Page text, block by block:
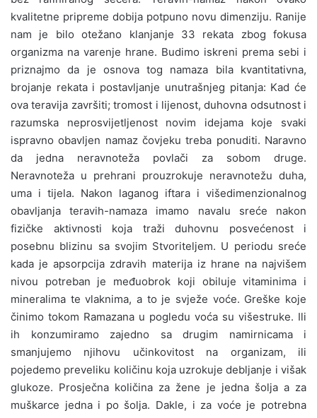
kvalitetne pripreme dobija potpuno novu dimenziju. Ranije
nam je bilo otežano klanjanje 33 rekata zbog fokusa
organizma na varenje hrane. Budimo iskreni prema sebi i
priznajmo da je osnova tog namaza bila kvantitativna,
brojanje rekata i postavljanje unutrašnjeg pitanja: Kad će
ova teravija završiti; tromost i lijenost, duhovna odsutnost i
razumska neprosvijetljenost novim idejama koje svaki
ispravno obavljen namaz čovjeku treba ponuditi. Naravno
da jedna neravnoteža povlači za sobom druge.
Neravnoteža u prehrani prouzrokuje neravnotežu duha,
uma i tijela. Nakon laganog iftara i višedimenzionalnog
obavljanja teravih-namaza imamo navalu sreće nakon
fizičke aktivnosti koja traži duhovnu posvećenost i
posebnu blizinu sa svojim Stvoriteljem. U periodu sreće
kada je apsorpcija zdravih materija iz hrane na najvišem
nivou potreban je međuobrok koji obiluje vitaminima i
mineralima te vlaknima, a to je svježe voće. Greške koje
činimo tokom Ramazana u pogledu voća su višestruke. Ili
ih konzumiramo zajedno sa drugim namirnicama i
smanjujemo njihovu učinkovitost na organizam, ili
pojedemo preveliku količinu koja uzrokuje debljanje i višak
glukoze. Prosječna količina za žene je jedna šolja a za
muškarce jedna i po šolja. Dakle, i za voće je potrebna